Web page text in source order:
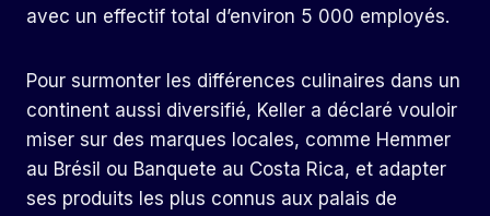
avec un effectif total d’environ 5 000 employés.
Pour surmonter les différences culinaires dans un
continent aussi diversifié, Keller a déclaré vouloir
miser sur des marques locales, comme Hemmer
au Brésil ou Banquete au Costa Rica, et adapter
ses produits les plus connus aux palais de